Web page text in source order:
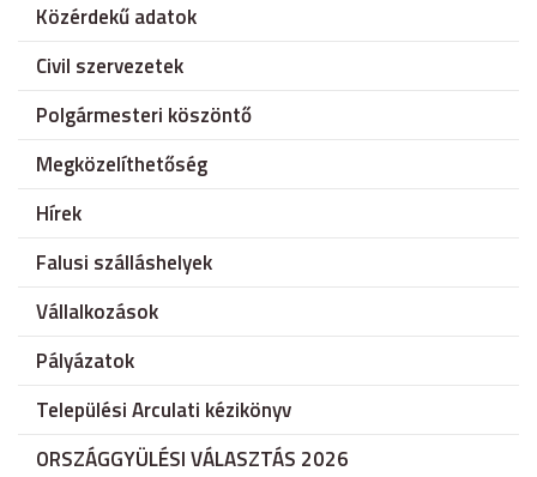
Közérdekű adatok
Civil szervezetek
Polgármesteri köszöntő
Megközelíthetőség
Hírek
Falusi szálláshelyek
Vállalkozások
Pályázatok
Települési Arculati kézikönyv
ORSZÁGGYÜLÉSI VÁLASZTÁS 2026